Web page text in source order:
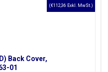
Back Cover,
01
(€112,36 Exkl. MwSt.)